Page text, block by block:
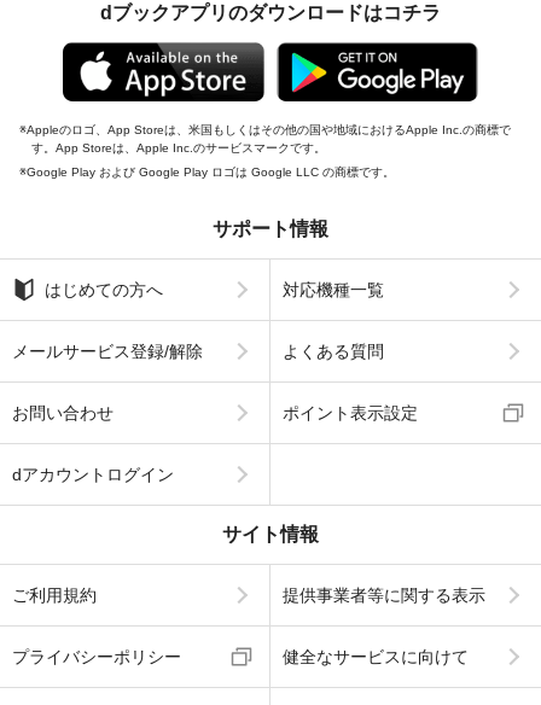
dブックアプリのダウンロードはコチラ
Appleのロゴ、App Storeは、米国もしくはその他の国や地域におけるApple Inc.の商標で
す。App Storeは、Apple Inc.のサービスマークです。
Google Play および Google Play ロゴは Google LLC の商標です。
サポート情報
はじめての方へ 対応機種一覧
メールサービス登録/解除 よくある質問
お問い合わせ ポイント表示設定
dアカウントログイン
サイト情報
ご利用規約 提供事業者等に関する表示
プライバシーポリシー 健全なサービスに向けて